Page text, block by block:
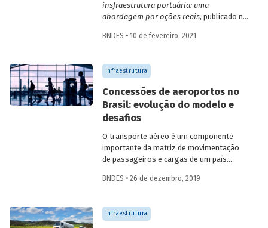
insfraestrutura portuária: uma
abordagem por oções reais, publicado na
resposta às dificuldades de investimento
um modelo baseado na tomada de
decisão para a expansão de um terminal
BNDES • 10 de fevereiro, 2021
Infraestrutura
Concessões de aeroportos no
Brasil: evolução do modelo e
desafios
O transporte aéreo é um componente
importante da matriz de movimen­tação
de passageiros e cargas de um país.
dimensões, como o Brasil, ele tem papel
nacional e o fluxo comercial e turístico,
interno e externo. Saiba mais sobre a
BNDES • 26 de dezembro, 2019
Infraestrutura